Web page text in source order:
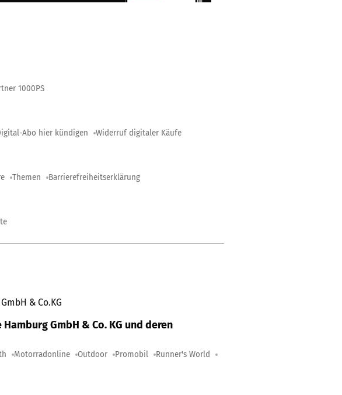
1000PS
Abo hier kündigen Widerruf digitaler Käufe
Themen Barrierefreiheitserklärung
& Co.KG
GmbH & Co. KG und deren
Motorradonline Outdoor Promobil
Runner's World